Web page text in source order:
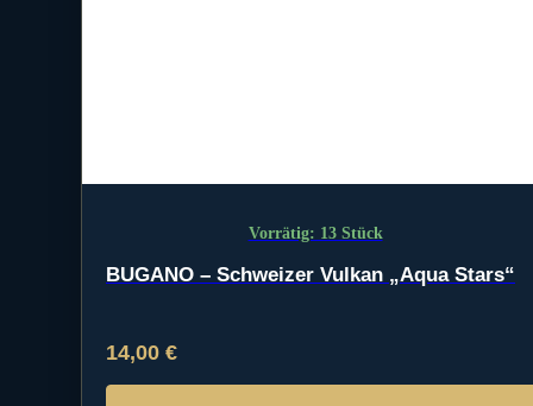
Vorrätig: 13 Stück
BUGANO – Schweizer Vulkan „Aqua Stars“
14,00 €